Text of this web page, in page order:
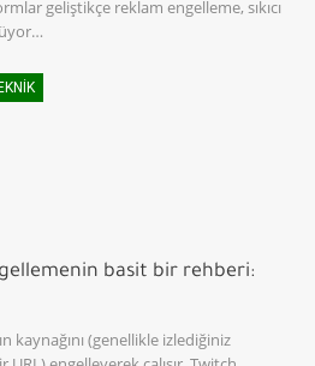
geliştikçe reklam engelleme, sıkıcı
basit bir rehberi:
kaynağını (genellikle izlediğiniz